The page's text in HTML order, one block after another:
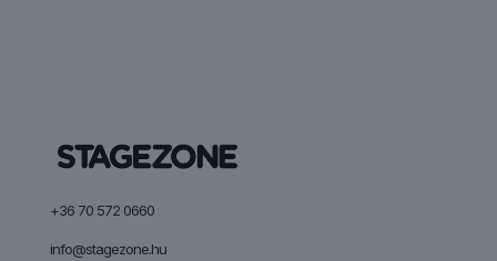
+36 70 572 0660
info@stagezone.hu